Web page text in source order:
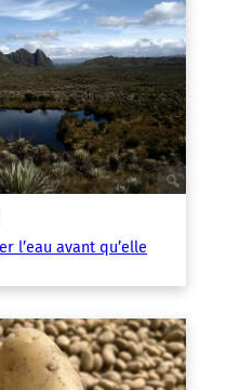
l’eau avant qu’elle